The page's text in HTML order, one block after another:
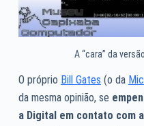
A “cara” da
O próprio Bill Gates (o da
da mesma opinião, se
a Digital em contato com